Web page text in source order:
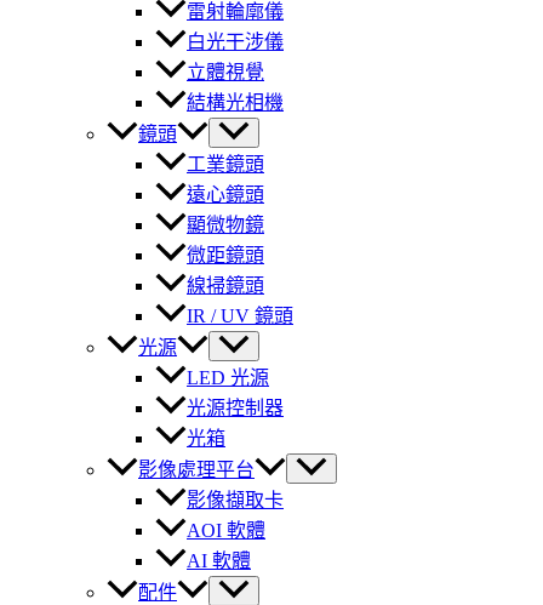
雷射輪廓儀
白光干涉儀
立體視覺
結構光相機
鏡頭
工業鏡頭
遠心鏡頭
顯微物鏡
微距鏡頭
線掃鏡頭
IR / UV 鏡頭
光源
LED 光源
光源控制器
光箱
影像處理平台
影像擷取卡
AOI 軟體
AI 軟體
配件